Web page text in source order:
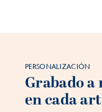
PERSONALIZACIÓN
Grabado
en cada